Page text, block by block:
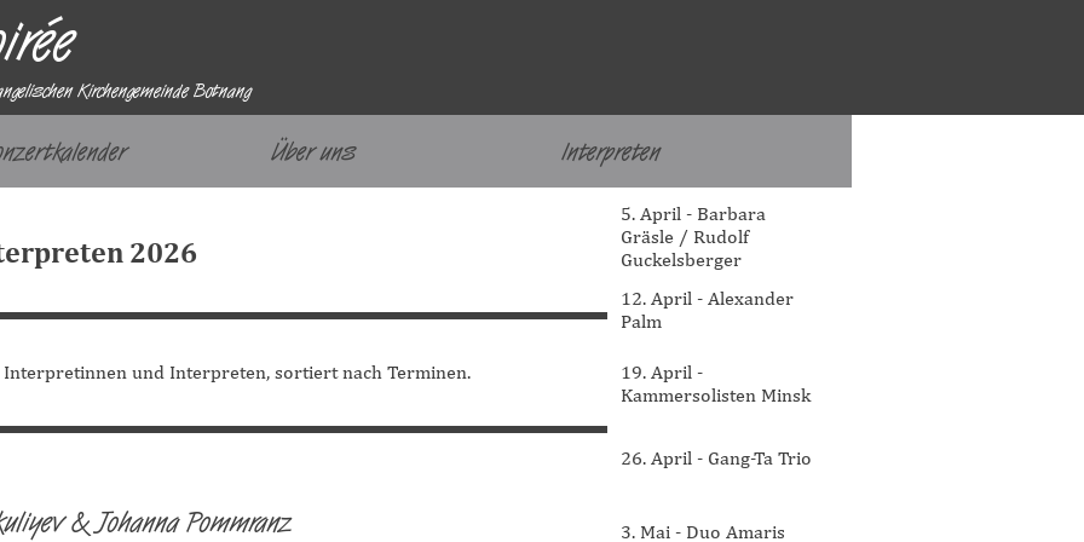
Menü überspringen
Über uns Interpreten
Kirchengemeinde Botnang
2026
und Interpreten, sortiert nach Terminen.
& Johanna Pommranz
Menü überspringen
5. April - Barbara
Gräsle / Rudolf
Guckelsberger
12. April - Alexander
Palm
19. April -
Kammersolisten Minsk
26. April - Gang-Ta Trio
3. Mai - Duo Amaris